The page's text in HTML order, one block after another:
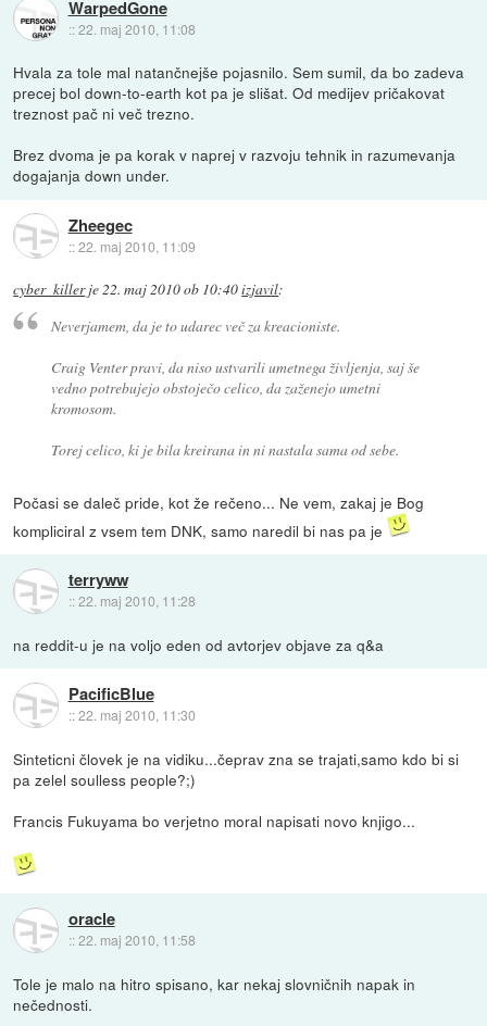
WarpedGone
::22. maj 2010, 11:08
Hvala za tole mal natančnejše pojasnilo. Sem sumil, da bo zadeva
precej bol down-to-earth kot pa je slišat. Od medijev pričakovat
treznost pač ni več trezno.
Brez dvoma je pa korak v naprej v razvoju tehnik in razumevanja
dogajanja down under.
Zheegec
::22. maj 2010, 11:09
cyber_killerje22. maj 2010 ob 10:40izjavil:
Neverjamem, da je to udarec več za kreacioniste.
Craig Venter pravi, da niso ustvarili umetnega življenja, saj še
vedno potrebujejo obstoječo celico, da zaženejo umetni
kromosom.
Torej celico, ki je bila kreirana in ni nastala sama od sebe.
Počasi se daleč pride, kot že rečeno... Ne vem, zakaj je Bog
kompliciral z vsem tem DNK, samo naredil bi nas pa je
terryww
::22. maj 2010, 11:28
na reddit-u je na voljo eden od avtorjev objave za q&a
PacificBlue
::22. maj 2010, 11:30
Sinteticni človek je na vidiku...čeprav zna se trajati,samo kdo bi si
pa zelel soulless people?;)
Francis Fukuyama bo verjetno moral napisati novo knjigo...
oracle
::22. maj 2010, 11:58
Tole je malo na hitro spisano, kar nekaj slovničnih napak in
nečednosti.